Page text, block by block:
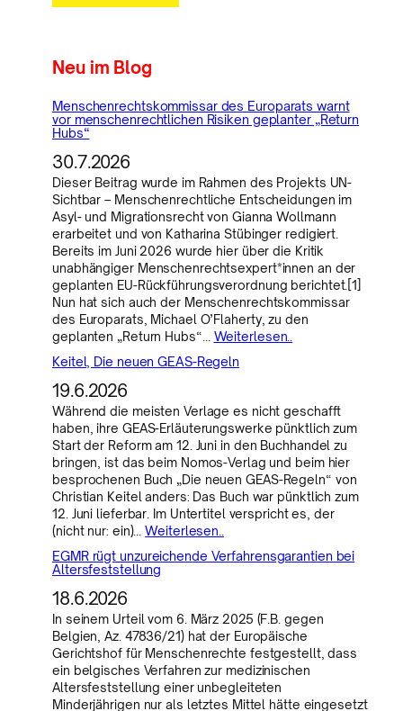
Neu im Blog
Menschenrechtskommissar des Europarats warnt
vor menschenrechtlichen Risiken geplanter „Return
Hubs“
30.7.2026
Dieser Beitrag wurde im Rahmen des Projekts UN-
Sichtbar – Menschenrechtliche Entscheidungen im
Asyl- und Migrationsrecht von Gianna Wollmann
erarbeitet und von Katharina Stübinger redigiert.
Bereits im Juni 2026 wurde hier über die Kritik
unabhängiger Menschenrechtsexpert*innen an der
geplanten EU-Rückführungsverordnung berichtet.[1]
Nun hat sich auch der Menschenrechtskommissar
des Europarats, Michael O’Flaherty, zu den
geplanten „Return Hubs“… Weiterlesen..
Keitel, Die neuen GEAS-Regeln
19.6.2026
Während die meisten Verlage es nicht geschafft
haben, ihre GEAS-Erläuterungswerke pünktlich zum
Start der Reform am 12. Juni in den Buchhandel zu
bringen, ist das beim Nomos-Verlag und beim hier
besprochenen Buch „Die neuen GEAS-Regeln“ von
Christian Keitel anders: Das Buch war pünktlich zum
12. Juni lieferbar. Im Untertitel verspricht es, der
(nicht nur: ein)…Weiterlesen..
EGMR rügt unzureichende Verfahrensgarantien bei
Altersfeststellung
18.6.2026
In seinem Urteil vom 6. März 2025 (F.B. gegen
Belgien, Az. 47836/21) hat der Europäische
Gerichtshof für Menschenrechte festgestellt, dass
ein belgisches Verfahren zur medizinischen
Altersfeststellung einer unbegleiteten
Minderjährigen nur als letztes Mittel hätte eingesetzt